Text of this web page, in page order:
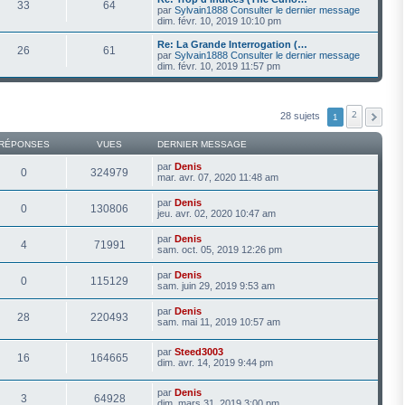
33 64
par Sylvain1888 Consulter le dernier message
dim. févr. 10, 2019 10:10 pm
26 61
Re: La Grande Interrogation (…
par Sylvain1888 Consulter le dernier message
dim. févr. 10, 2019 11:57 pm
28 sujets 1 2
RÉPONSES VUES DERNIER MESSAGE
0 324979 par Denis
mar. avr. 07, 2020 11:48 am
0 130806 par Denis
jeu. avr. 02, 2020 10:47 am
4 71991 par Denis
sam. oct. 05, 2019 12:26 pm
0 115129 par Denis
sam. juin 29, 2019 9:53 am
28 220493 par Denis
sam. mai 11, 2019 10:57 am
16 164665 par Steed3003
dim. avr. 14, 2019 9:44 pm
3 64928 par Denis